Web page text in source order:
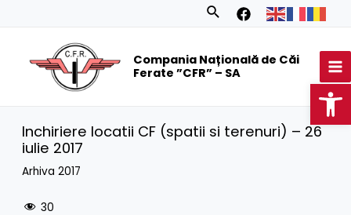
Search
Compania Națională de Căi
Ferate ”CFR” – SA
Inchiriere locatii CF (spatii si terenuri) – 26
iulie 2017
Arhiva 2017
30